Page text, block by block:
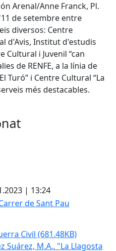
Arenal/Anne Franck, Pl.
de setembre entre
diversos: Centre
d'Avis, Institut d'estudis
Cultural i Juvenil “can
de RENFE, a la línia de
Turó” i Centre Cultural “La
més destacables.
| 13:24
de Sant Pau
Civil (681.48KB)
Suárez, M.A.. "La Llagosta